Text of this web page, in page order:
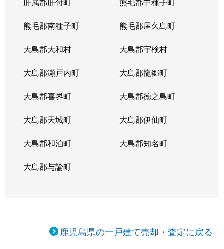
松原町
2,900万円 姶良
松原町
2,500万円 姶良
松原町
2,600万円 帖佐
脇元
980万円 重富
熊毛郡南種子町 熊毛郡屋久島町
大島郡大和村 大島郡宇検村
大島郡瀬戸内町 大島郡龍郷町
大島郡喜界町 大島郡徳之島町
大島郡天城町 大島郡伊仙町
大島郡和泊町 大島郡知名町
大島郡与論町
鹿児島県の一戸建て売却・査定に戻る